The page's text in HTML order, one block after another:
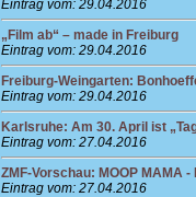
Eintrag vom: 29.04.2016
„Film ab“ – made in Freiburg
Eintrag vom: 29.04.2016
Freiburg-Weingarten:
Eintrag vom: 29.04.2016
Karlsruhe: Am 30. April ist
Eintrag vom: 27.04.2016
ZMF-Vorschau: MOOP MAMA
Eintrag vom: 27.04.2016